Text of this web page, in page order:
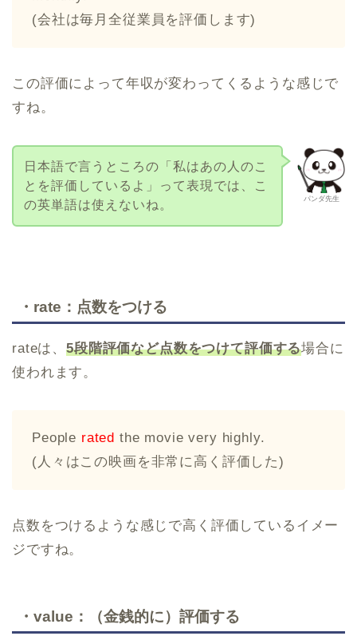
(会社は毎月全従業員を評価します)
この評価によって年収が変わってくるような感じで
すね。
パンダ先生
日本語で言うところの「私はあの人のこ
とを評価しているよ」って表現では、こ
の英単語は使えないね。
・rate：点数をつける
rateは、5段階評価など点数をつけて評価する場合に
使われます。
People rated the movie very highly.
(人々はこの映画を非常に高く評価した)
点数をつけるような感じで高く評価しているイメー
ジですね。
・value：（金銭的に）評価する